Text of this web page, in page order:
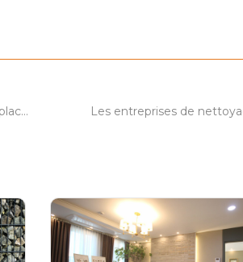
Taxi et transports en commun pour les déplacements des personnes en perte d’autonomie Les entreprises de